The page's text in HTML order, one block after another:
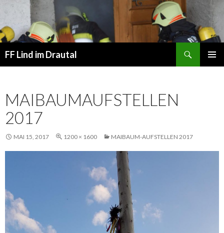
FF Lind im Drautal
MAIBAUMAUFSTELLEN
2017
MAI 15, 2017 1200 × 1600 MAIBAUM-AUFSTELLEN 2017